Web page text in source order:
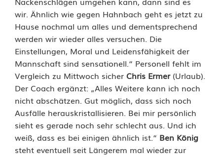
wir. Ähnlich wie gegen Hahnbach geht es jetzt zu
Hause nochmal um alles und dementsprechend
werden wir wieder alles versuchen. Die
Einstellungen, Moral und Leidensfähigkeit der
Mannschaft sind sensationell.“ Personell fehlt im
Vergleich zu Mittwoch sicher Chris Ermer(Urlaub).
Der Coach ergänzt: „Alles Weitere kann ich noch
nicht abschätzen. Gut möglich, dass sich noch
Ausfälle herauskristallisieren. Bei mir persönlich
sieht es gerade noch sehr schlecht aus. Und ich
weiß, dass es bei einigen ähnlich ist.“ Ben König
steht eventuell seit Längerem mal wieder zur